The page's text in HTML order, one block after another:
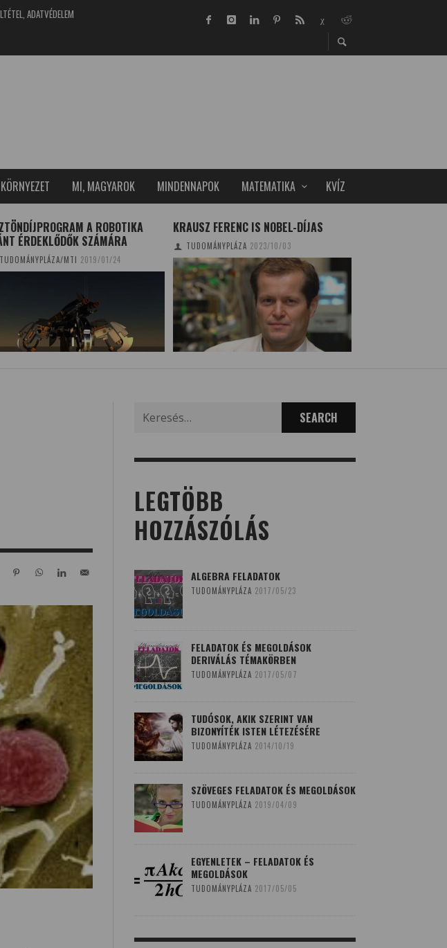
ADATVÉDELEM
KÖRNYEZET MI, MAGYAROK MINDENNAPOK MATEMATIKA KVÍZ
A ROBOTIKA
ÉRDEKLŐDŐK SZÁMÁRA
TUDOMÁNYPLÁZA/MTI 2019/01/24
KRAUSZ FERENC IS NOBEL-DÍJAS
TUDOMÁNYPLÁZA 2023/10/03
for:
LEGTÖBB
HOZZÁSZÓLÁS
ALGEBRA FELADATOK
TUDOMÁNYPLÁZA 2017/05/23
FELADATOK ÉS MEGOLDÁSOK
DERIVÁLÁS TÉMAKÖRBEN
TUDOMÁNYPLÁZA 2017/05/07
TUDÓSOK, AKIK SZERINT VAN
BIZONYÍTÉK ISTEN LÉTEZÉSÉRE
TUDOMÁNYPLÁZA 2014/10/19
SZÖVEGES FELADATOK ÉS MEGOLDÁSOK
TUDOMÁNYPLÁZA 2019/04/09
EGYENLETEK – FELADATOK ÉS
MEGOLDÁSOK
TUDOMÁNYPLÁZA 2017/05/05